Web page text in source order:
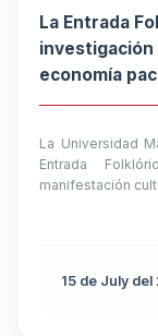
La Entrada
investigación
economía
La Universidad
Entrada
manifestación
15 de July del